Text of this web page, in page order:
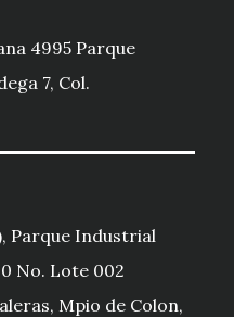
4995 Parque
7, Col.
Parque Industrial
No. Lote 002
Mpio de Colon,